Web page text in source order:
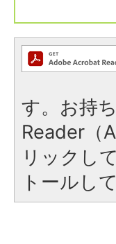
す。お持
Reader（
リックし
トールし